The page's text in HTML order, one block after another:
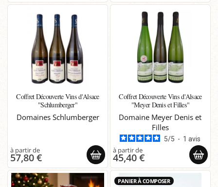
Coffret Découverte Vins d'Alsace
"Schlumberger"
Domaines Schlumberger
57,80 €
Coffret Découverte Vins d'Alsace
"Meyer Denis et Filles"
Domaine Meyer Denis et
Filles
5/5 - 1avis
45,40 €
PANIER À COMPOSER